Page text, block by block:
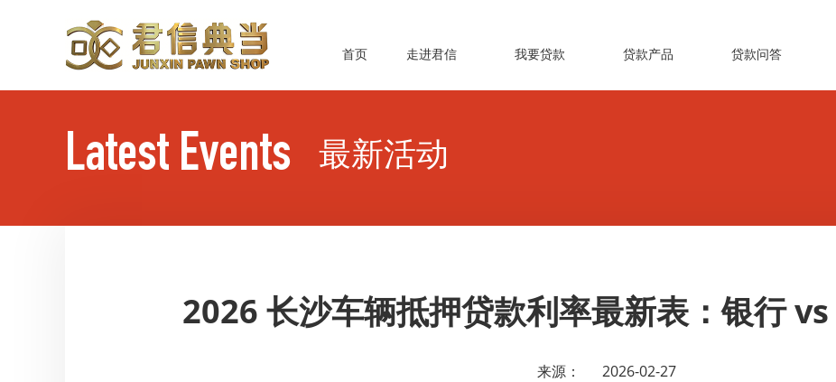
首页 走进君信 我要贷款 贷款产品 贷款问答
Latest Events 最新活动
2026 长沙车辆抵押贷款利率最新表：银行
来源： 2026-02-27